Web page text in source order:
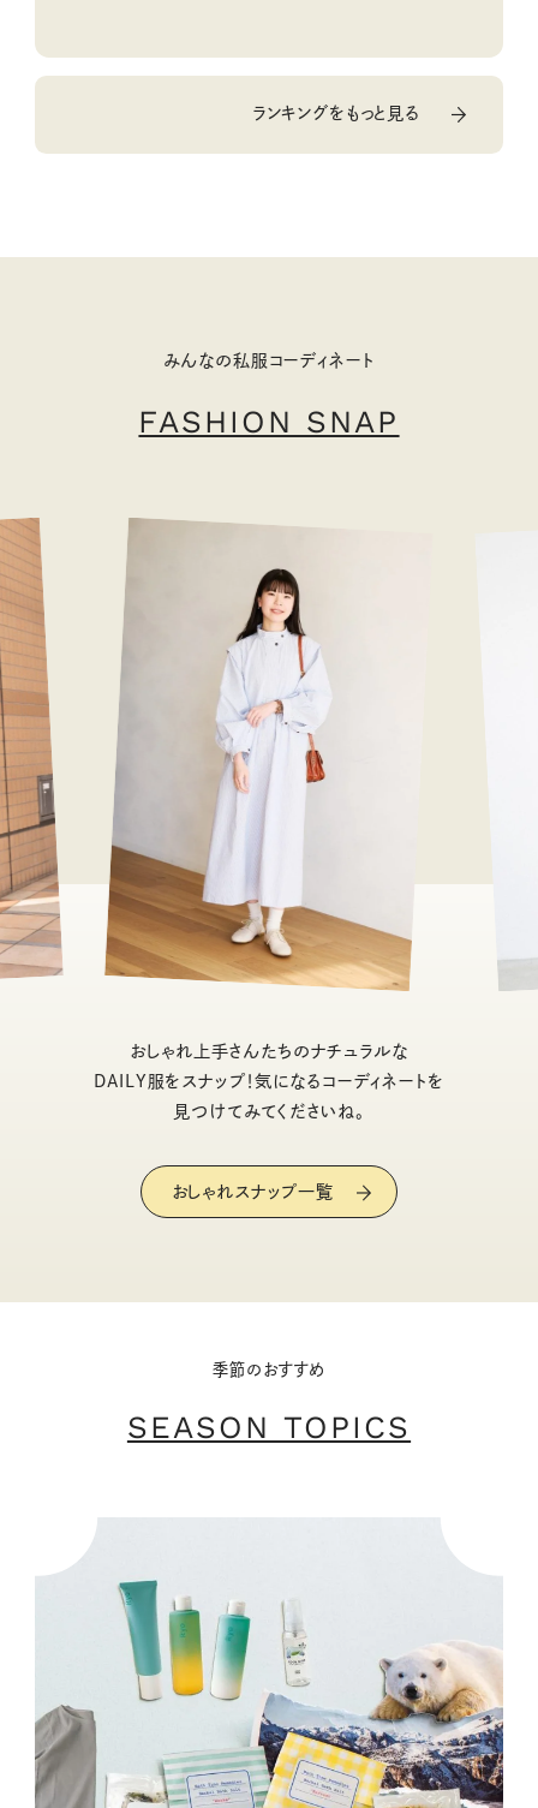
ランキングをもっと見る
みんなの私服コーディネート
FASHION SNAP
おしゃれ上手さんたちのナチュラルな
DAILY服をスナップ！気になるコーディネートを
見つけてみてくださいね。
おしゃれスナップ一覧
季節のおすすめ
SEASON TOPICS